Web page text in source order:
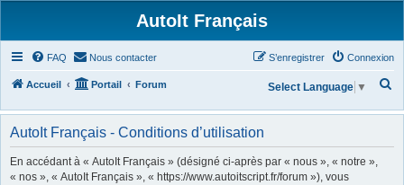
AutoIt Français
FAQ Nous contacter Connexion
S’enregistrer
Accueil Portail Forum
h
Select Language ▼
AutoIt Français - Conditions d’utilisation
En accédant à « AutoIt Français » (désigné ci-après par « nous », « notre »,
« nos », « AutoIt Français », « https://www.autoitscript.fr/forum »), vous